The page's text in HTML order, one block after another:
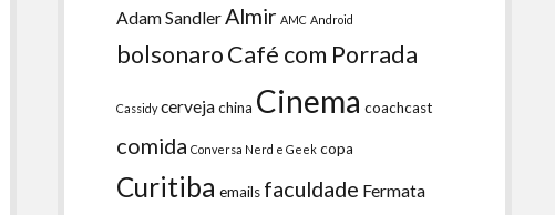
Adam Sandler Almir AMC Android
bolsonaroCafé com Porrada
Cassidy cervejachina Cinema coachcast
comida Conversa Nerd e Geek copa
Curitiba emails faculdade Fermata